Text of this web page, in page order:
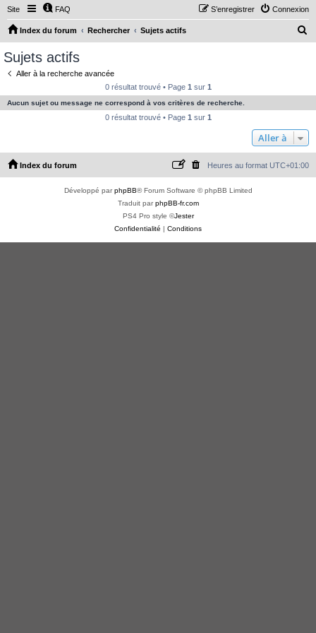
Site FAQ Connexion
S’enregistrer
Index du forum Rechercher Sujets actifs
e
c
e
Sujets actifs
Aller à la recherche avancée
0 résultat trouvé • Page 1 sur 1
Aucun sujet ou message ne correspond à vos critères de recherche.
0 résultat trouvé • Page 1 sur 1
Aller à
Index du forum Heures au format UTC+01:00
Développé parphpBB® Forum Software © phpBB Limited
Traduit parphpBB-fr.com
PS4 Pro style ©Jester
Confidentialité | Conditions